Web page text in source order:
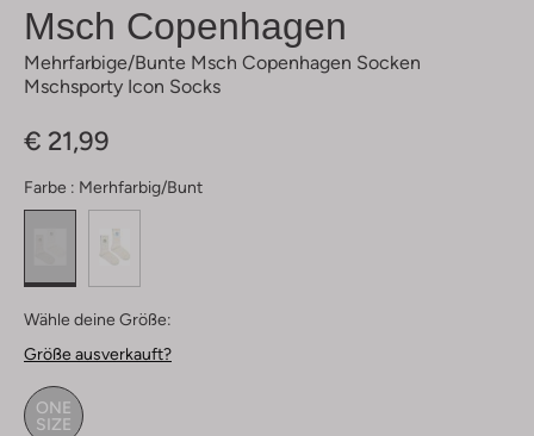
Msch Copenhagen
Mehrfarbige/bunte Msch Copenhagen Socken
Mschsporty Icon Socks
€ 21,99
Farbe : Merhfarbig/bunt
Wähle deine Größe:
Größe ausverkauft?
ONE
SIZE